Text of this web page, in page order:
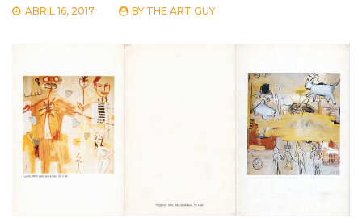
ABRIL 16, 2017 BY THE ART GUY